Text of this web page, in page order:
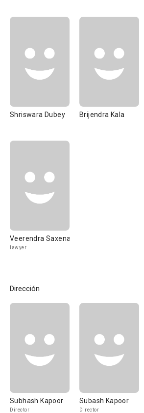
Shriswara Dubey Brijendra Kala
Veerendra Saxena
lawyer
Dirección
Subhash Kapoor
Director
Subash Kapoor
Director